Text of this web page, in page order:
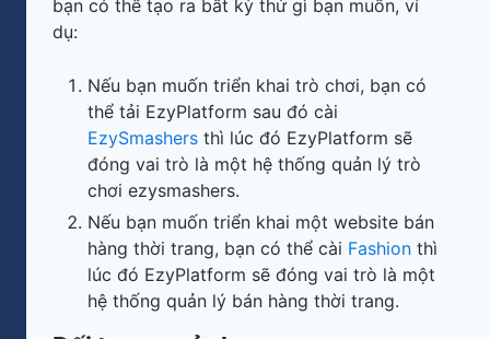
bạn có thể tạo ra bất kỳ thứ gì bạn muốn, ví
dụ:
Nếu bạn muốn triển khai trò chơi, bạn có
thể tải EzyPlatform sau đó cài
EzySmashers thì lúc đó EzyPlatform sẽ
đóng vai trò là một hệ thống quản lý trò
chơi ezysmashers.
Nếu bạn muốn triển khai một website bán
hàng thời trang, bạn có thể cài Fashion thì
lúc đó EzyPlatform sẽ đóng vai trò là một
hệ thống quản lý bán hàng thời trang.